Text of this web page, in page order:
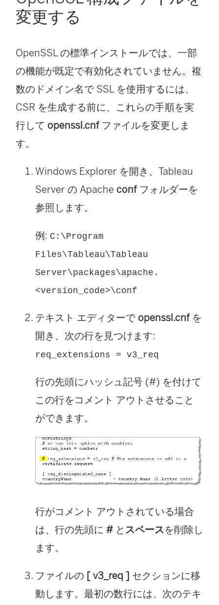
変更する
OpenSSL の標準インストールでは、一部
の機能が既定で有効化されていません。複
数のドメイン名で SSL を使用するには、
CSR を生成する前に、これらの手順を実
行して openssl.cnf ファイルを変更しま
す。
Windows Explorer を開き、Tableau
Server の Apache conf フォルダーを
参照します。
例: C:\Program
Files\Tableau\Tableau
Server\packages\apache.
<version_code>\conf
テキスト エディターで openssl.cnf を
開き、次の行を見つけます:
req_extensions = v3_req
行の先頭にハッシュ記号 (#) を付けて
この行をコメント アウトさせること
ができます。
行がコメント アウトされている場合
は、行の先頭に # と スペースを削除し
ます。
ファイルの [ v3_req ] セクションに移
動します。最初の数行には、次のテキ